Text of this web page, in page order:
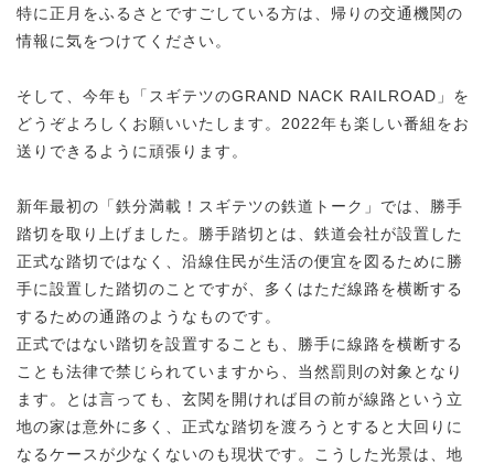
特に正月をふるさとですごしている方は、帰りの交通機関の
情報に気をつけてください。
そして、今年も「スギテツのGRAND NACK RAILROAD」を
どうぞよろしくお願いいたします。2022年も楽しい番組をお
送りできるように頑張ります。
新年最初の「鉄分満載！スギテツの鉄道トーク」では、勝手
踏切を取り上げました。勝手踏切とは、鉄道会社が設置した
正式な踏切ではなく、沿線住民が生活の便宜を図るために勝
手に設置した踏切のことですが、多くはただ線路を横断する
するための通路のようなものです。
正式ではない踏切を設置することも、勝手に線路を横断する
ことも法律で禁じられていますから、当然罰則の対象となり
ます。とは言っても、玄関を開ければ目の前が線路という立
地の家は意外に多く、正式な踏切を渡ろうとすると大回りに
なるケースが少なくないのも現状です。こうした光景は、地